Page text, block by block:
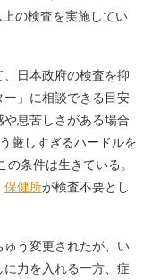
の検査を実施してい
日本政府の検査を抑
」に相談できる目安
息苦しさがある場合
厳しすぎるハードルを
条件は生きている。
保健所が検査不要とし
う変更されたが、い
力を入れる一方、症